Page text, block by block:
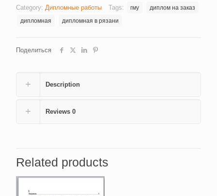
эффективности
муниципальных
персонала
муниципальной
дополнительного
образования
"Центр
Category: Дипломные работы Tags: гму диплом на заказ
дипломная дипломная в рязани
Поделиться
Description
Reviews 0
Related products